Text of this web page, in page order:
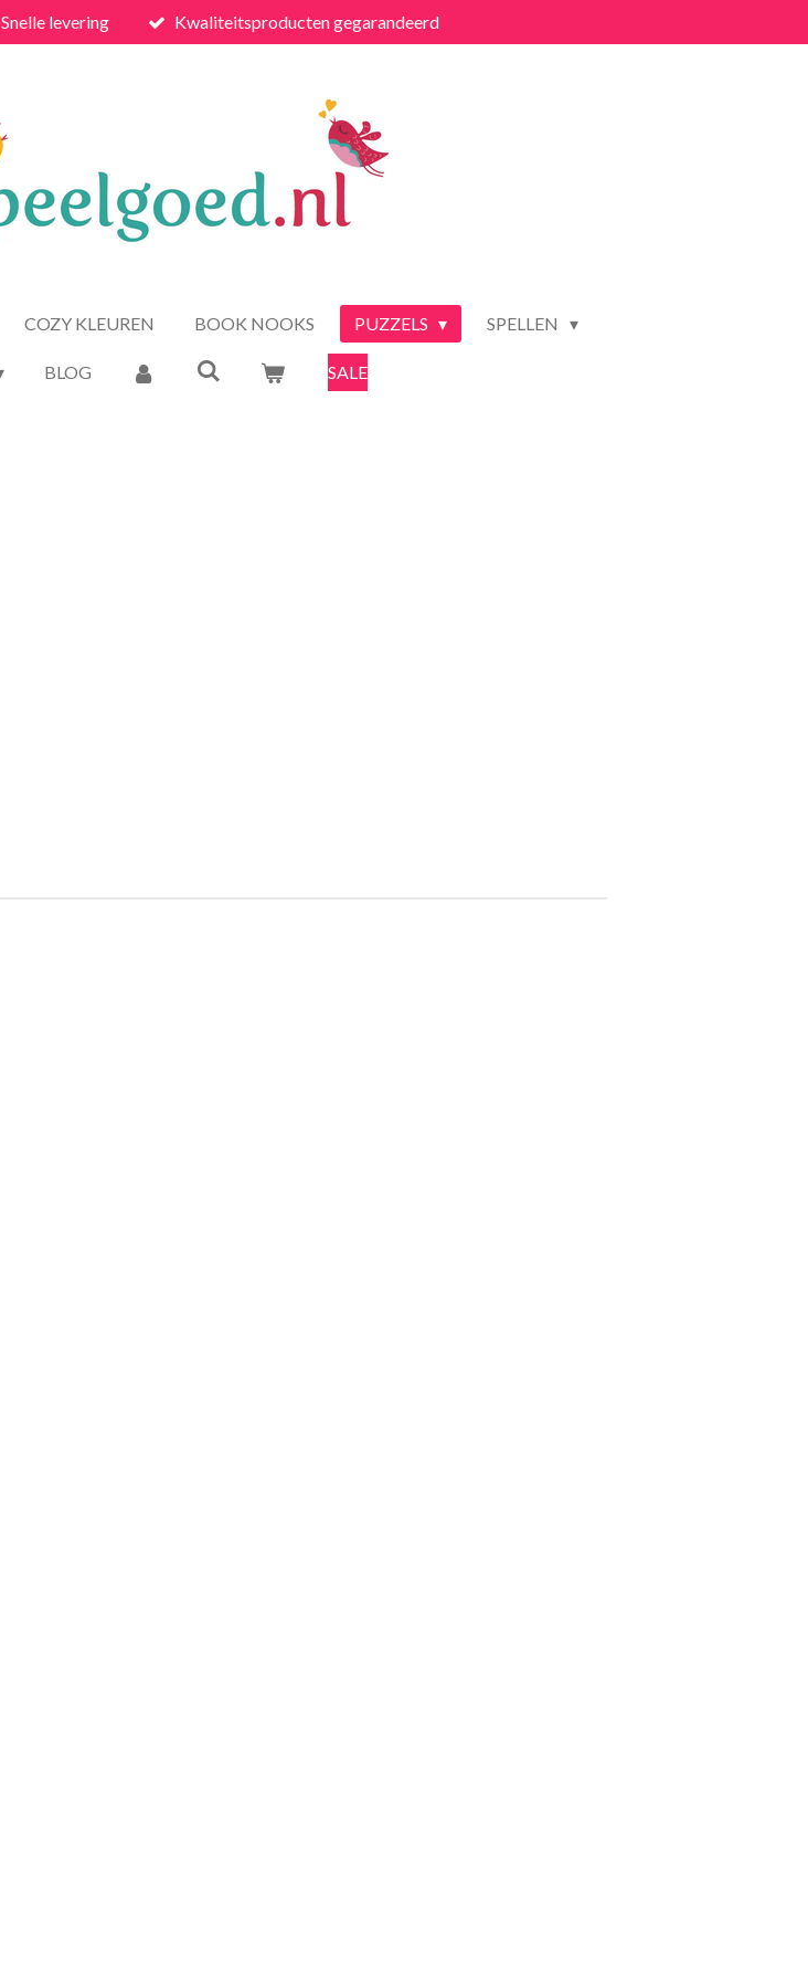
Snelle levering Kwaliteitsproducten gegarandeerd
COZY KLEUREN BOOK NOOKS PUZZELS SPELLEN
BLOG SALE